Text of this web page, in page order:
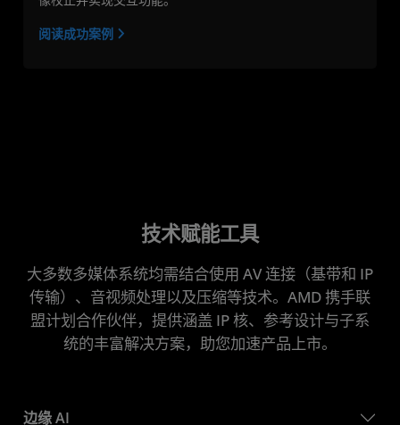
阅读成功案例
技术赋能工具
大多数多媒体系统均需结合使用 AV 连接（基带和 IP
传输）、音视频处理以及压缩等技术。AMD 携手联
盟计划合作伙伴，提供涵盖 IP 核、参考设计与子系
统的丰富解决方案，助您加速产品上市。
边缘 AI